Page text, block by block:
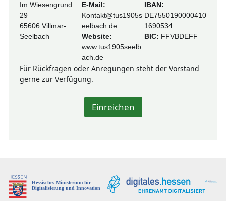
Im Wiesengrund
29
65606 Villmar-
Seelbach
E-Mail:
Kontakt@tus1905s
eelbach.de
Website:
www.tus1905seelb
ach.de
IBAN:
DE7550190000410
1690534
BIC: FFVBDEFF
Für Rückfragen oder Anregungen steht der Vorstand
gerne zur Verfügung.
Einreichen